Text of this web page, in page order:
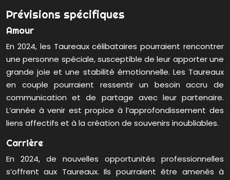
Prévisions spécifiques
Amour
En 2024, les Taureaux célibataires pourraient rencontrer
une personne spéciale, susceptible de leur apporter une
grande joie et une stabilité émotionnelle. Les Taureaux
en couple pourraient ressentir un besoin accru de
communication et de partage avec leur partenaire.
L’année à venir est propice à l’approfondissement des
liens affectifs et à la création de souvenirs inoubliables.
Carrière
En 2024, de nouvelles opportunités professionnelles
s’offrent aux Taureaux. Ils pourraient être amenés à